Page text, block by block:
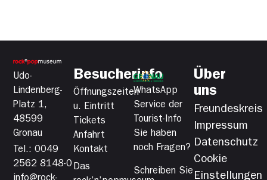
Udo-
Lindenberg-
Platz 1,
48599
Gronau
Tel.: 0049
2562 8148-0
Besucherinfo
Öffnungszeiten
u. Eintritt
Tickets
Anfahrt
Kontakt
Das
WhatsApp
Service der
Tourist-Info
Sie haben
noch Fragen?
Schreiben Sie
Über
uns
Freundeskreis
Impressum
Datenschutz
Cookie
Einstellungen